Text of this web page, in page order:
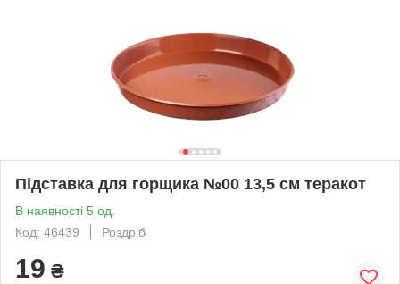
Підставка для горщика №00 13,5 см теракот
В наявності 5 од.
Код: 46439
Роздріб
19 ₴